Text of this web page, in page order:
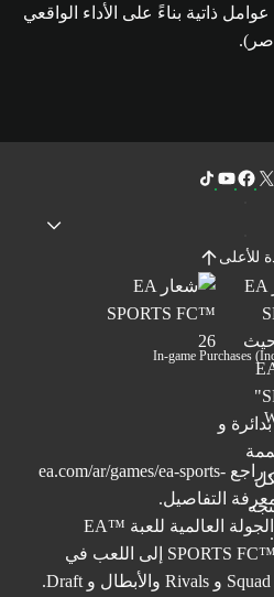
ذاتية بناءً على الأداء الواقعي
للأعلى
In-game Purchases
راجع ea.com/ar/games/ea-sports-
التفاصيل.
** تستند إحصائيات مواسم الجولة العالمية للعبة ™EA
SPORTS FC™ 26 Football Ultimate Team إلى اللعب في